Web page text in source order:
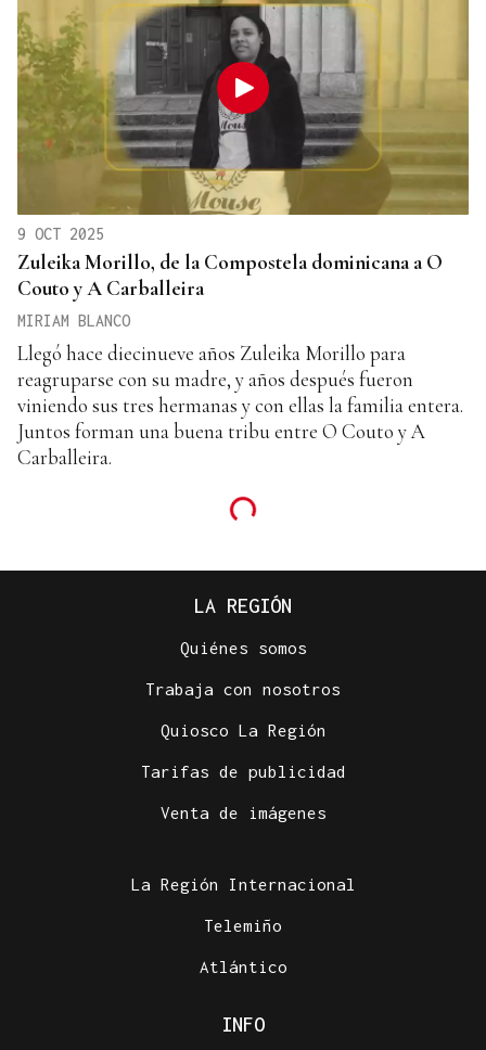
9 OCT 2025
Zuleika Morillo, de la Compostela dominicana a O
Couto y A Carballeira
MIRIAM BLANCO
Llegó hace diecinueve años Zuleika Morillo para
reagruparse con su madre, y años después fueron
viniendo sus tres hermanas y con ellas la familia entera.
Juntos forman una buena tribu entre O Couto y A
Carballeira.
LA REGIÓN
Quiénes somos
Trabaja con nosotros
Quiosco La Región
Tarifas de publicidad
Venta de imágenes
La Región Internacional
Telemiño
Atlántico
INFO